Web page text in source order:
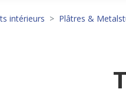
intérieurs Plâtres &